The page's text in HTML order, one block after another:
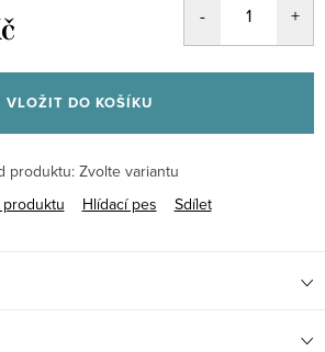
VLOŽIT DO KOŠÍKU
produktu:Zvolte variantu
Hlídací pes Sdílet